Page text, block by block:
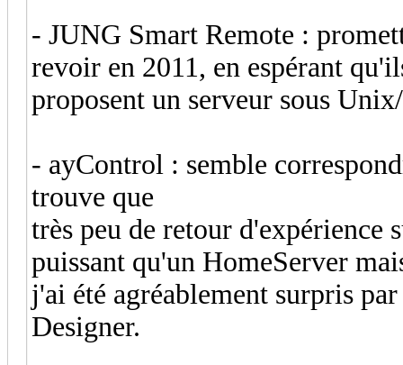
- JUNG Smart Remote :
revoir en 2011, en espérant
proposent un serveur sous
- ayControl : semble
trouve que
très peu de retour d'expérience
puissant qu'un HomeServer
j'ai été agréablement surpris
Designer.